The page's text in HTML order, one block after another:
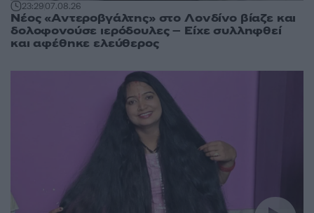
23:2907.08.26
Νέος «Αντεροβγάλτης» στο Λονδίνο βίαζε και
δολοφονούσε ιερόδουλες – Είχε συλληφθεί
και αφέθηκε ελεύθερος